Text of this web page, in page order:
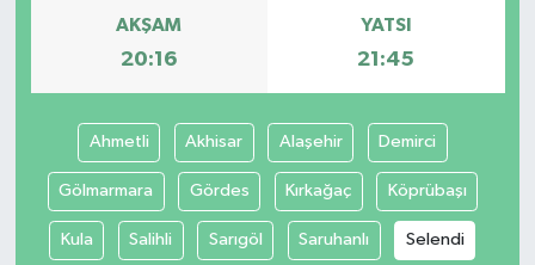
AKŞAM
20:16
YATSI
21:45
Ahmetli Akhisar Alaşehir Demirci
Gölmarmara Gördes Kırkağaç Köprübaşı
Kula Salihli Sarıgöl Saruhanlı Selendi